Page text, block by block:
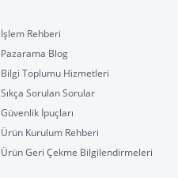
İşlem Rehberi
Pazarama Blog
Bilgi Toplumu Hizmetleri
Sıkça Sorulan Sorular
Güvenlik İpuçları
Ürün Kurulum Rehberi
Ürün Geri Çekme Bilgilendirmeleri